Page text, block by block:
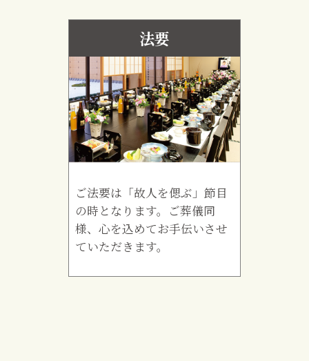
法要
ご法要は「故人を偲ぶ」節目
の時となります。ご葬儀同
様、心を込めてお手伝いさせ
ていただきます。